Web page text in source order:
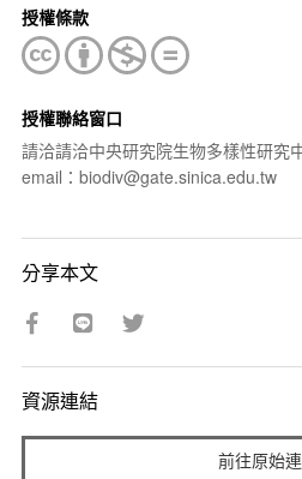
授權條款
授權聯絡窗口
請洽請洽中央研究院生物多樣性研究
email：biodiv@gate.sinica.edu.tw
分享本文
資源連結
前往原始